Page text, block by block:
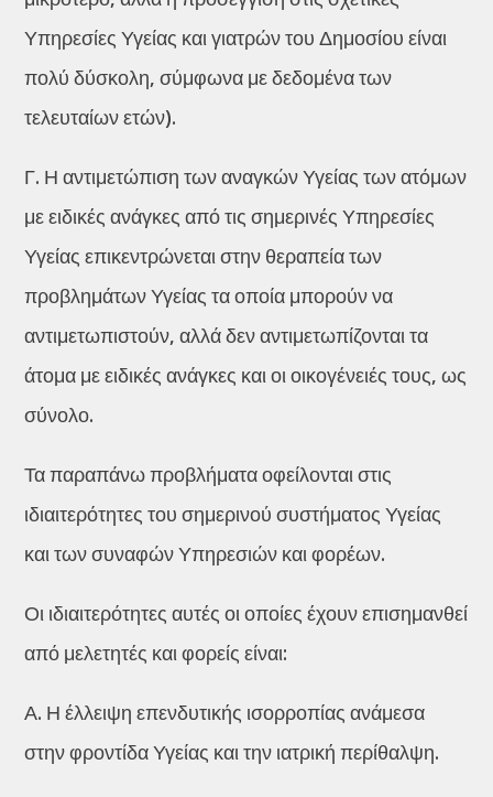
Υπηρεσίες Υγείας και γιατρών του Δημοσίου είναι
πολύ δύσκολη, σύμφωνα με δεδομένα των
τελευταίων ετών).
Γ. Η αντιμετώπιση των αναγκών Υγείας των ατόμων
με ειδικές ανάγκες από τις σημερινές Υπηρεσίες
Υγείας επικεντρώνεται στην θεραπεία των
προβλημάτων Υγείας τα οποία μπορούν να
αντιμετωπιστούν, αλλά δεν αντιμετωπίζονται τα
άτομα με ειδικές ανάγκες και οι οικογένειές τους, ως
σύνολο.
Τα παραπάνω προβλήματα οφείλονται στις
ιδιαιτερότητες του σημερινού συστήματος Υγείας
και των συναφών Υπηρεσιών και φορέων.
Οι ιδιαιτερότητες αυτές οι οποίες έχουν επισημανθεί
από μελετητές και φορείς είναι:
Α. Η έλλειψη επενδυτικής ισορροπίας ανάμεσα
στην φροντίδα Υγείας και την ιατρική περίθαλψη.